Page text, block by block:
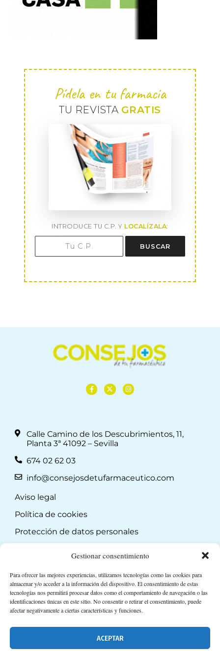
Gestionar consentimiento
Para ofrecer las mejores experiencias, utilizamos tecnologías como las cookies para
almacenar y/o acceder a la información del dispositivo. El consentimiento de estas
tecnologías nos permitirá procesar datos como el comportamiento de navegación o las
identificaciones únicas en este sitio. No consentir o retirar el consentimiento, puede
afectar negativamente a ciertas características y funciones.
ACEPTAR
Pídela en tu farmacia
TU REVISTA GRATIS
INTRODUCE TU C.P. Y LOCALÍZALA:
BUSCAR
Calle Camino de los Descubrimientos, 11,
Planta 3ª 41092 – Sevilla
674 02 62 03
info@consejosdetufarmaceutico.com
Aviso legal
Política de cookies
Protección de datos personales